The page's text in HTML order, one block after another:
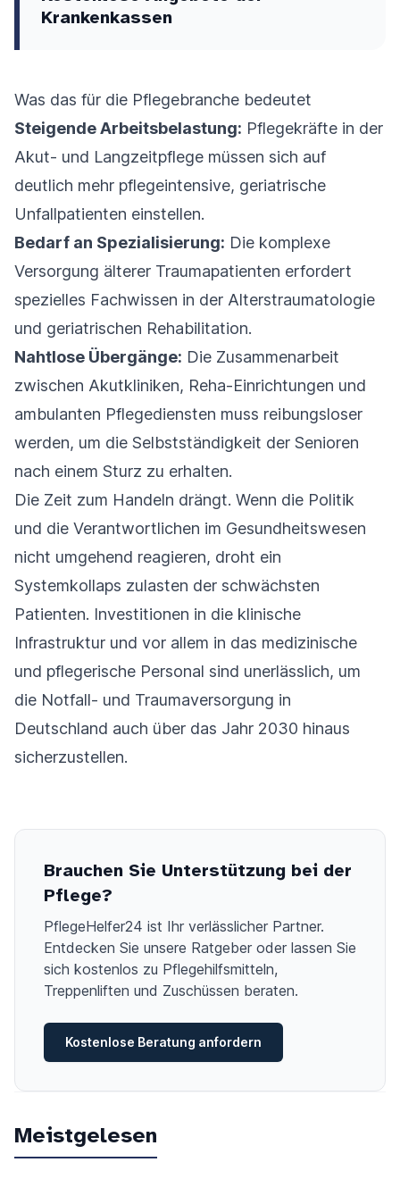
Krankenkassen
Was das für die Pflegebranche bedeutet
Steigende Arbeitsbelastung: Pflegekräfte in der
Akut- und Langzeitpflege müssen sich auf
deutlich mehr pflegeintensive, geriatrische
Unfallpatienten einstellen.
Bedarf an Spezialisierung: Die komplexe
Versorgung älterer Traumapatienten erfordert
spezielles Fachwissen in der Alterstraumatologie
und geriatrischen Rehabilitation.
Nahtlose Übergänge: Die Zusammenarbeit
zwischen Akutkliniken, Reha-Einrichtungen und
ambulanten Pflegediensten muss reibungsloser
werden, um die Selbstständigkeit der Senioren
nach einem Sturz zu erhalten.
Die Zeit zum Handeln drängt. Wenn die Politik
und die Verantwortlichen im Gesundheitswesen
nicht umgehend reagieren, droht ein
Systemkollaps zulasten der schwächsten
Patienten. Investitionen in die klinische
Infrastruktur und vor allem in das medizinische
und pflegerische Personal sind unerlässlich, um
die Notfall- und Traumaversorgung in
Deutschland auch über das Jahr 2030 hinaus
sicherzustellen.
Brauchen Sie Unterstützung bei der
Pflege?
PflegeHelfer24 ist Ihr verlässlicher Partner.
Entdecken Sie unsere Ratgeber oder lassen Sie
sich kostenlos zu Pflegehilfsmitteln,
Treppenliften und Zuschüssen beraten.
Kostenlose Beratung anfordern
Meistgelesen